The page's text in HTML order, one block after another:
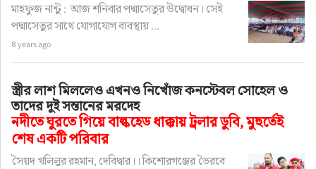
মাহফুজ নান্টু : আজ শনিবার পদ্মাসেতুর উদ্বোধন। সেই
পদ্মাসেতুর সাথে যোগাযোগ ব্যবস্থায় ...
৪ years ago
স্ত্রীর লাশ মিললেও এখনও নিখোঁজ কনস্টেবল সোহেল ও
তাদের দুই সন্তানের মরদেহ
নদীতে ঘুরতে গিয়ে বাল্কহেড ধাক্কায় ট্রলার ডুবি, মুহুর্তেই
শেষ একটি পরিবার
সৈয়দ খলিলুর রহমান, দেবিদ্বার।। কিশোরগঞ্জের ভৈরবে